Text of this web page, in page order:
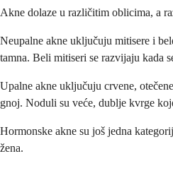
Akne dolaze u različitim oblicima, a
Neupalne akne uključuju mitisere i
tamna. Beli mitiseri se razvijaju kada
Upalne akne uključuju crvene,
gnoj. Noduli su veće, dublje kvrge
Hormonske akne su još jedna
žena.